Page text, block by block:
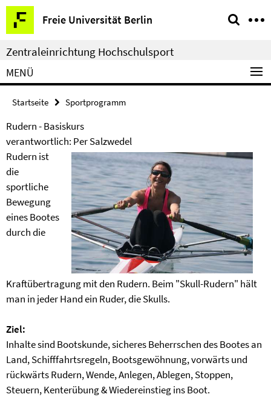
Springe
direkt
zu
Inhalt
Freie Universität Berlin
Service-
Navigation
Zentraleinrichtung Hochschulsport
MENÜ
Startseite Sportprogramm
Rudern - Basiskurs
verantwortlich: Per Salzwedel
Rudern ist
die
sportliche
Bewegung
eines Bootes
durch die
Kraftübertragung mit den Rudern. Beim "Skull-Rudern" hält
man in jeder Hand ein Ruder, die Skulls.
Ziel:
Inhalte sind Bootskunde, sicheres Beherrschen des Bootes an
Land, Schifffahrtsregeln, Bootsgewöhnung, vorwärts und
rückwärts Rudern, Wende, Anlegen, Ablegen, Stoppen,
Steuern, Kenterübung & Wiedereinstieg ins Boot.